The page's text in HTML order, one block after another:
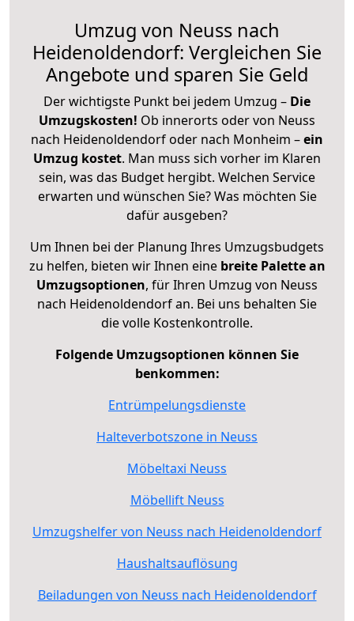
Umzug von Neuss nach
Heidenoldendorf: Vergleichen Sie
Angebote und sparen Sie Geld
Der wichtigste Punkt bei jedem Umzug – Die
Umzugskosten! Ob innerorts oder von Neuss
nach Heidenoldendorf oder nach Monheim –ein
Umzug kostet. Man muss sich vorher im Klaren
sein, was das Budget hergibt. Welchen Service
erwarten und wünschen Sie? Was möchten Sie
dafür ausgeben?
Um Ihnen bei der Planung Ihres Umzugsbudgets
zu helfen, bieten wir Ihnen eine breite Palette an
Umzugsoptionen, für Ihren Umzug von Neuss
nach Heidenoldendorf an. Bei uns behalten Sie
die volle Kostenkontrolle.
Folgende Umzugsoptionen können Sie
benkommen:
Entrümpelungsdienste
Halteverbotszone in Neuss
Möbeltaxi Neuss
Möbellift Neuss
Umzugshelfer von Neuss nach Heidenoldendorf
Haushaltsauflösung
Beiladungen von Neuss nach Heidenoldendorf